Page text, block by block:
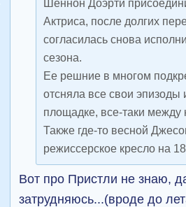
Шеннон Доэрти
Актриса, после долгих
согласилась снова
сезона.
Ее решние в многом
отсняла все свои эпизоды
площадке, все-таки
Также где-то весной
режиссерское кресло на
Вот про Пристли не знаю,
затрудняюсь...(вроде до